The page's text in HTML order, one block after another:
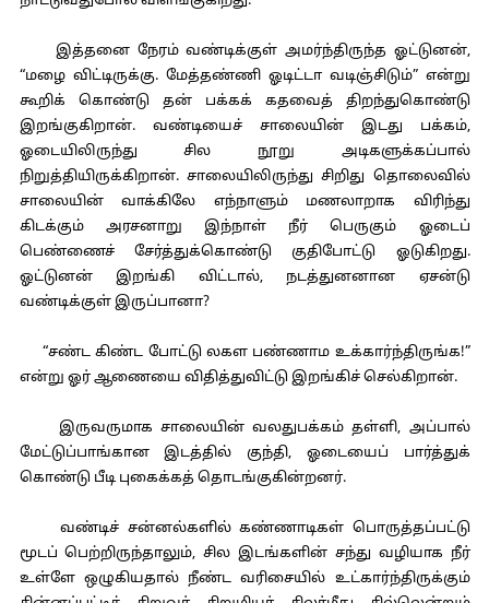
இத்தனை நேரம் வண்டிக்குள் அமர்ந்திருந்த ஓட்டுனன்,
“மழை விட்டிருக்கு. மேத்தண்ணி ஓடிட்டா வடிஞ்சிடும்” என்று
கூறிக் கொண்டு தன் பக்கக் கதவைத் திறந்துகொண்டு
இறங்குகிறான். வண்டியைச் சாலையின் இடது பக்கம்,
ஓடையிலிருந்து சில நூறு அடிகளுக்கப்பால்
நிறுத்தியிருக்கிறான். சாலையிலிருந்து சிறிது தொலைவில்
சாலையின் வாக்கிலே எந்நாளும் மணலாறாக விரிந்து
கிடக்கும் அரசனாறு இந்நாள் நீர் பெருகும் ஓடைப்
பெண்ணைச் சேர்த்துக்கொண்டு குதிபோட்டு ஓடுகிறது.
ஓட்டுனன் இறங்கி விட்டால், நடத்துனனான ஏசன்டு
வண்டிக்குள் இருப்பானா?
“சண்ட கிண்ட போட்டு லகள பண்ணாம உக்கார்ந்திருங்க!”
என்று ஓர் ஆணையை விதித்துவிட்டு இறங்கிச் செல்கிறான்.
இருவருமாக சாலையின் வலதுபக்கம் தள்ளி, அப்பால்
மேட்டுப்பாங்கான இடத்தில் குந்தி, ஓடையைப் பார்த்துக்
கொண்டு பீடி புகைக்கத் தொடங்குகின்றனர்.
வண்டிச் சன்னல்களில் கண்ணாடிகள் பொருத்தப்பட்டு
மூடப் பெற்றிருந்தாலும், சில இடங்களின் சந்து வழியாக நீர்
உள்ளே ஒழுகியதால் நீண்ட வரிசையில் உட்கார்ந்திருக்கும்